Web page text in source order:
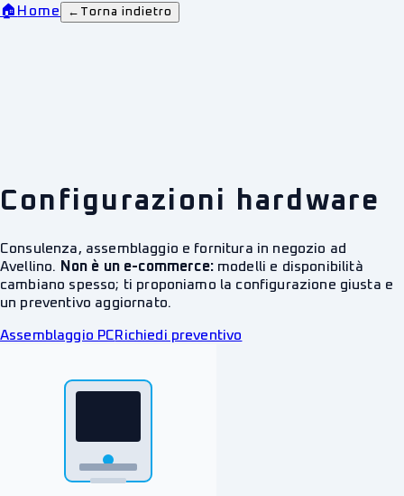
🏠 Home ← Torna indietro
Configurazioni hardware
Consulenza, assemblaggio e fornitura in negozio ad
Avellino. Non è un e-commerce:modelli e disponibilità
cambiano spesso; ti proponiamo la configurazione giusta e
un preventivo aggiornato.
Assemblaggio PCRichiedi preventivo